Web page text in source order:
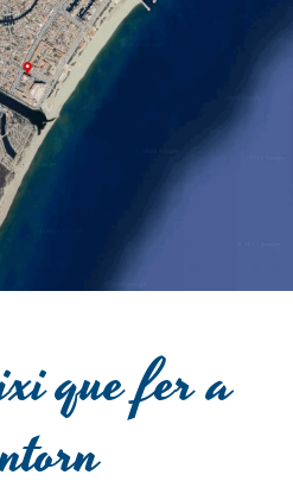
que fer a